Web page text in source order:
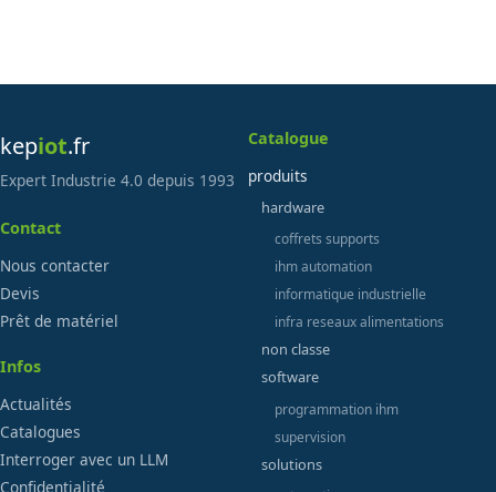
kepiot.fr
Expert Industrie 4.0 depuis 1993
Contact
Nous contacter
Devis
Prêt de matériel
Infos
Actualités
Catalogues
Interroger avec un LLM
Confidentialité
Catalogue
produits
hardware
coffrets supports
ihm automation
informatique industrielle
infra reseaux alimentations
non classe
software
programmation ihm
supervision
solutions